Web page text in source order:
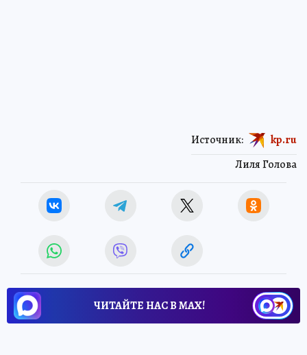
Лиля Голова
Источник: kp.ru
ЧИТАЙТЕ НАС В МАХ!